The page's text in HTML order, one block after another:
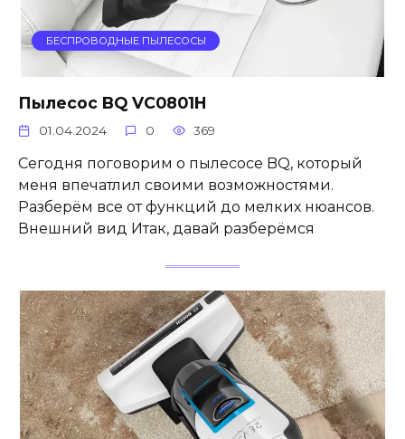
БЕСПРОВОДНЫЕ ПЫЛЕСОСЫ
Пылесос BQ VC0801H
01.04.2024 0 369
Сегодня поговорим о пылесосе BQ, который
меня впечатлил своими возможностями.
Разберём все от функций до мелких нюансов.
Внешний вид Итак, давай разберёмся